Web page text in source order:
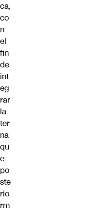
ca,
co
n
el
fin
de
int
eg
rar
la
ter
na
qu
e
po
ste
rio
rm